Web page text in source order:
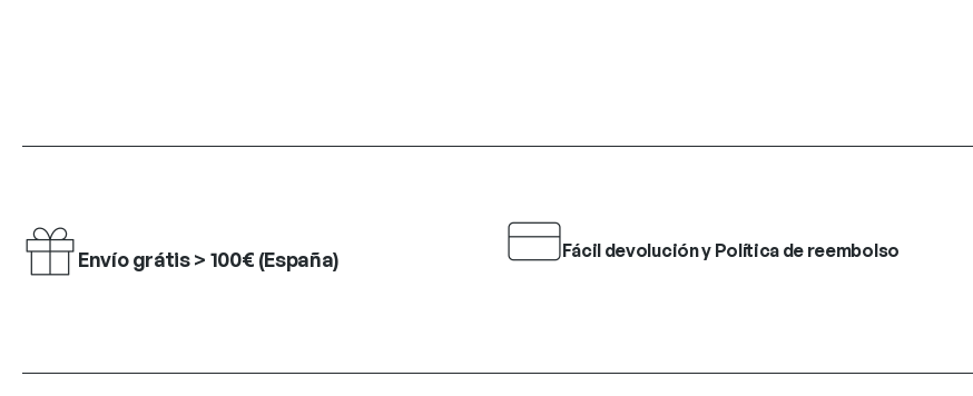
Envío grátis > 100€ (España) Fácil devolución y Política de reembolso